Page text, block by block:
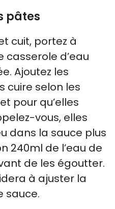
pâtes
cuit, portez à
casserole d’eau
Ajoutez les
cuire selon les
pour qu’elles
vous, elles
dans la sauce plus
240ml de l’eau de
de les égoutter.
à ajuster la
sauce.